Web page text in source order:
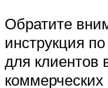
Обратите
инструкция
для клиентов
коммерческих